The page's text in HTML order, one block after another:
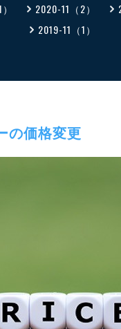
2020-11（2）
2019-11（1）
の価格変更